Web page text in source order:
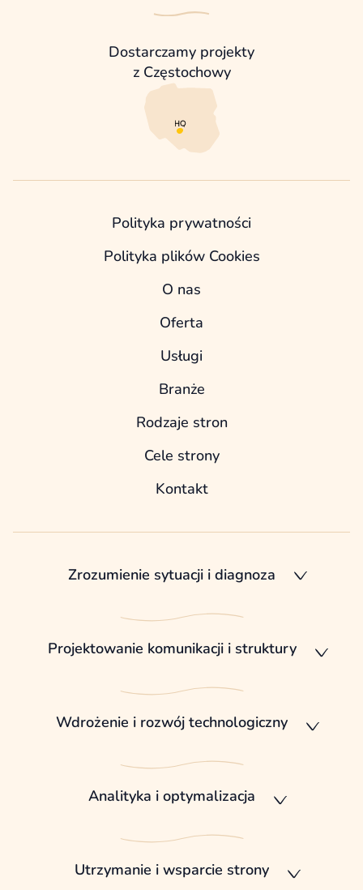
Dostarczamy projekty
z Częstochowy
Polityka prywatności
Polityka plików Cookies
O nas
Oferta
Usługi
Branże
Rodzaje stron
Cele strony
Kontakt
Zrozumienie sytuacji i diagnoza
Projektowanie komunikacji i struktury
Wdrożenie i rozwój technologiczny
Analityka i optymalizacja
Utrzymanie i wsparcie strony